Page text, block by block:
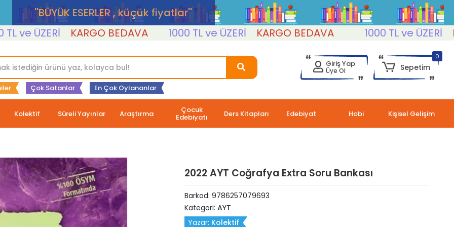
''BÜYÜK ESERLER , küçük fiyatlar''
ÜZERİ KARGO BEDAVA 1000 TL ve ÜZERİ KARGO BEDAVA 1000 TL ve ÜZERİ
Çok Satanlar En Çok Oylananlar
Giriş Yap
Üye Ol
0
Sepetim
Kolektif Süreli Yayınlar Araştırma Çocuk
Edebiyatı Ders Kitapları Edebiyat Hobi Kişisel Gelişim
2022 AYT Coğrafya Extra Soru Bankası
Barkod: 9786257079693
Kategori: AYT
Yazar: Kolektif